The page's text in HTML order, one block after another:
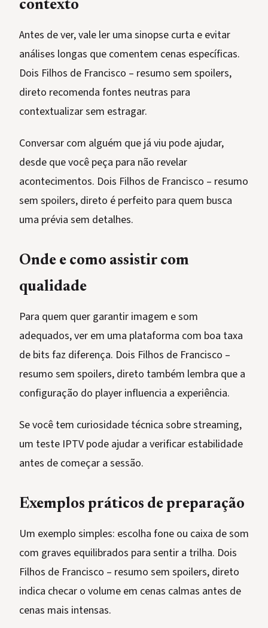
contexto
Antes de ver, vale ler uma sinopse curta e evitar
análises longas que comentem cenas específicas.
Dois Filhos de Francisco – resumo sem spoilers,
direto recomenda fontes neutras para
contextualizar sem estragar.
Conversar com alguém que já viu pode ajudar,
desde que você peça para não revelar
acontecimentos. Dois Filhos de Francisco – resumo
sem spoilers, direto é perfeito para quem busca
uma prévia sem detalhes.
Onde e como assistir com
qualidade
Para quem quer garantir imagem e som
adequados, ver em uma plataforma com boa taxa
de bits faz diferença. Dois Filhos de Francisco –
resumo sem spoilers, direto também lembra que a
configuração do player influencia a experiência.
Se você tem curiosidade técnica sobre streaming,
um teste IPTV pode ajudar a verificar estabilidade
antes de começar a sessão.
Exemplos práticos de preparação
Um exemplo simples: escolha fone ou caixa de som
com graves equilibrados para sentir a trilha. Dois
Filhos de Francisco – resumo sem spoilers, direto
indica checar o volume em cenas calmas antes de
cenas mais intensas.